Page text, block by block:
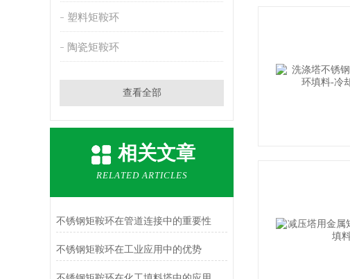
塑料矩鞍环
陶瓷矩鞍环
查看全部
相关文章
RELATED ARTICLES
不锈钢矩鞍环在管道连接中的重要性
不锈钢矩鞍环在工业应用中的优势